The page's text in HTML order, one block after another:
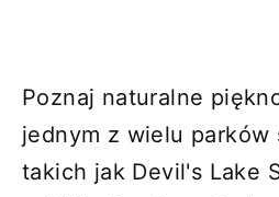
Poznaj naturalne
jednym z wielu parków
takich jak Devil's Lake